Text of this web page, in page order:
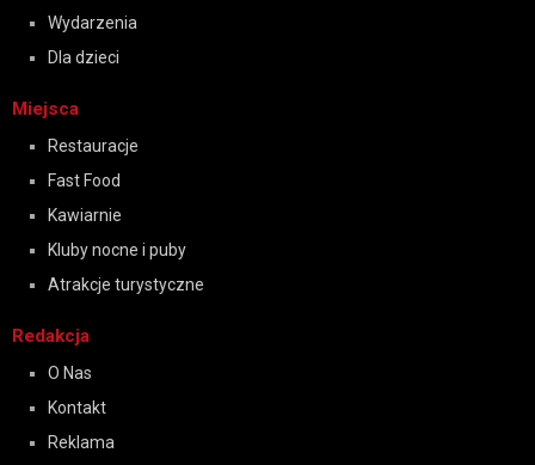
Wydarzenia
Dla dzieci
Miejsca
Restauracje
Fast Food
Kawiarnie
Kluby nocne i puby
Atrakcje turystyczne
Redakcja
O Nas
Kontakt
Reklama